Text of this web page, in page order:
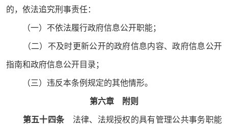
的，依法追究刑事责任：
（一）不依法履行政府信息公开职能；
（二）不及时更新公开的政府信息内容、政府信息公开
指南和政府信息公开目录；
（三）违反本条例规定的其他情形。
第六章 附则
第五十四条 法律、法规授权的具有管理公共事务职能